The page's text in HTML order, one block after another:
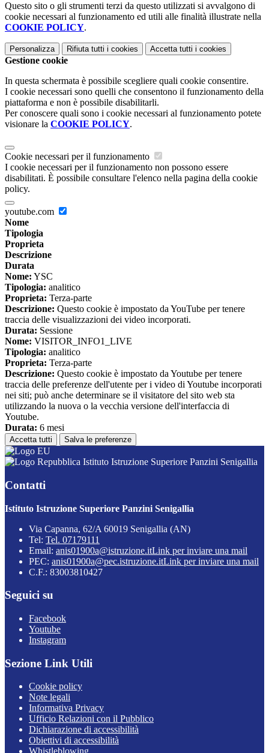
Questo sito o gli strumenti terzi da questo utilizzati si avvalgono di
cookie necessari al funzionamento ed utili alle finalità illustrate nella
COOKIE POLICY.
Personalizza Rifiuta tutti i cookies Accetta tutti i cookies
Gestione cookie
In questa schermata è possibile scegliere quali cookie consentire.
I cookie necessari sono quelli che consentono il funzionamento della
piattaforma e non è possibile disabilitarli.
Per conoscere quali sono i cookie necessari al funzionamento potete
visionare la COOKIE POLICY.
Cookie necessari per il funzionamento
I cookie necessari per il funzionamento non possono essere
disabilitati. È possibile consultare l'elenco nella pagina della cookie
policy.
youtube.com
Nome
Tipologia
Proprieta
Descrizione
Durata
Nome: YSC
Tipologia: analitico
Proprieta: Terza-parte
Descrizione: Questo cookie è impostato da YouTube per tenere
traccia delle visualizzazioni dei video incorporati.
Durata: Sessione
Nome: VISITOR_INFO1_LIVE
Tipologia: analitico
Proprieta: Terza-parte
Descrizione: Questo cookie è impostato da Youtube per tenere
traccia delle preferenze dell'utente per i video di Youtube incorporati
nei siti; può anche determinare se il visitatore del sito web sta
utilizzando la nuova o la vecchia versione dell'interfaccia di
Youtube.
Durata: 6 mesi
Accetta tutti Salva le preferenze
Istituto Istruzione Superiore Panzini Senigallia
Contatti
Istituto Istruzione Superiore Panzini Senigallia
Via Capanna, 62/A 60019 Senigallia (AN)
Tel: Tel. 07179111
Email: anis01900a@istruzione.itLink per inviare una mail
PEC: anis01900a@pec.istruzione.itLink per inviare una mail
C.F.: 83003810427
Seguici su
Facebook
Youtube
Instagram
Sezione Link Utili
Cookie policy
Note legali
Informativa Privacy
Ufficio Relazioni con il Pubblico
Dichiarazione di accessibilità
Obiettivi di accessibilità